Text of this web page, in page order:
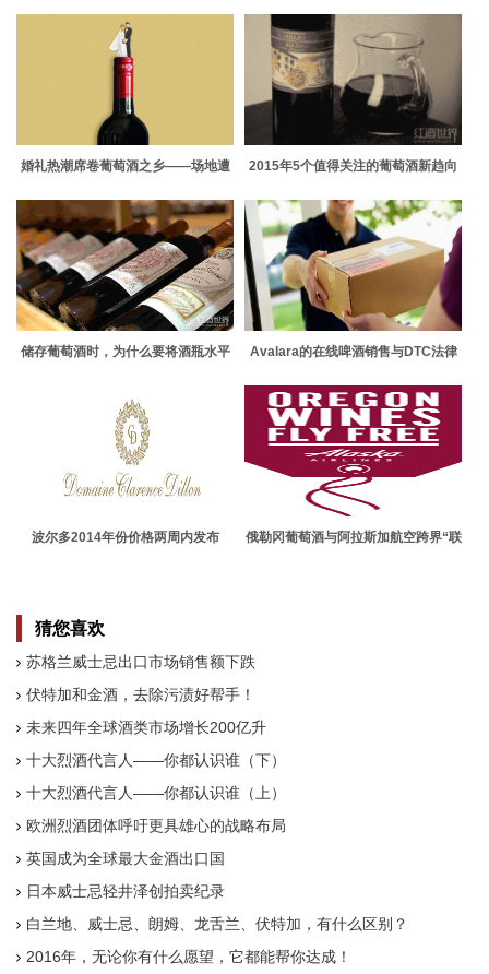
婚礼热潮席卷葡萄酒之乡——场地遭
2015年5个值得关注的葡萄酒新趋向
储存葡萄酒时，为什么要将酒瓶水平
Avalara的在线啤酒销售与DTC法律
波尔多2014年份价格两周内发布
俄勒冈葡萄酒与阿拉斯加航空跨界“联
猜您喜欢
苏格兰威士忌出口市场销售额下跌
伏特加和金酒，去除污渍好帮手！
未来四年全球酒类市场增长200亿升
十大烈酒代言人——你都认识谁（下）
十大烈酒代言人——你都认识谁（上）
欧洲烈酒团体呼吁更具雄心的战略布局
英国成为全球最大金酒出口国
日本威士忌轻井泽创拍卖纪录
白兰地、威士忌、朗姆、龙舌兰、伏特加，有什么区别？
2016年，无论你有什么愿望，它都能帮你达成！